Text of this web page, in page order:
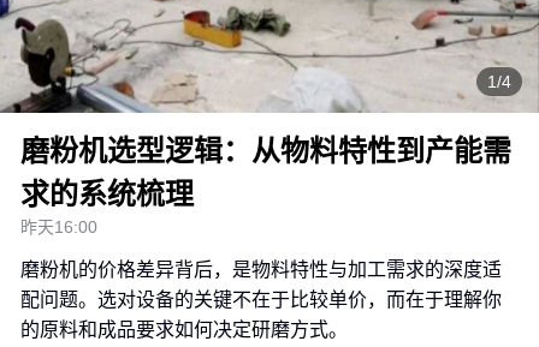
1/4
磨粉机选型逻辑：从物料特性到产能需
求的系统梳理
昨天16:00
磨粉机的价格差异背后，是物料特性与加工需求的深度适
配问题。选对设备的关键不在于比较单价，而在于理解你
的原料和成品要求如何决定研磨方式。